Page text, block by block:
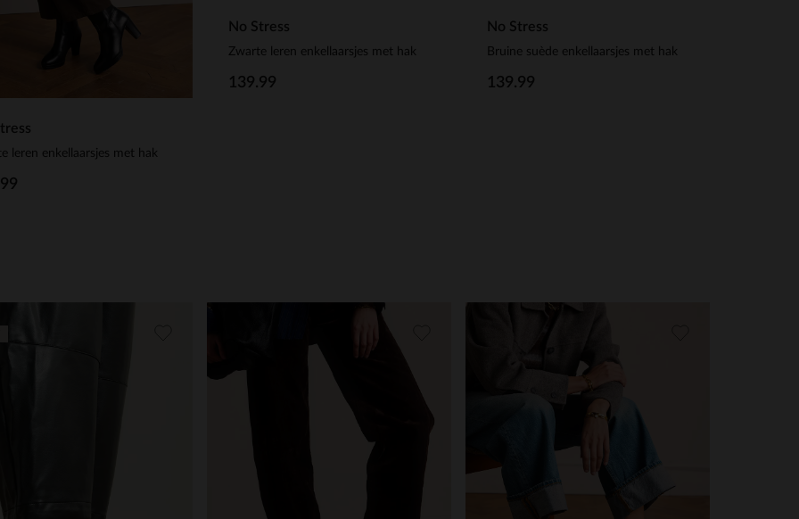
leren enkellaarsjes met hak
No Stress
Zwarte leren enkellaarsjes met hak
139.99
No Stress
Bruine suède enkellaarsjes met hak
139.99